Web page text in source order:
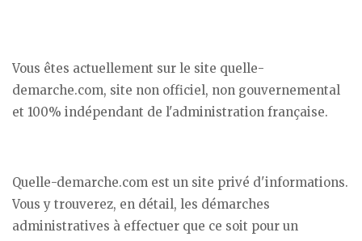
Vous êtes actuellement sur le site quelle-
demarche.com, site non officiel, non gouvernemental
et 100% indépendant de l'administration française.
Quelle-demarche.com est un site privé d'informations.
Vous y trouverez, en détail, les démarches
administratives à effectuer que ce soit pour un